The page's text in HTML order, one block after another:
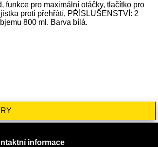
funkce pro maximální otáčky, tlačítko pro
proti přehřátí, PŘÍSLUŠENSTVÍ: 2
800 ml. Barva bílá.
informace